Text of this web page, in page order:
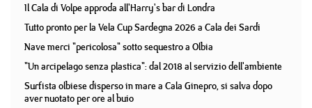
Il Cala di Volpe approda all'Harry's bar di Londra
Tutto pronto per la Vela Cup Sardegna 2026 a Cala dei Sardi
Nave merci "pericolosa" sotto sequestro a Olbia
"Un arcipelago senza plastica": dal 2018 al servizio dell'ambiente
Surfista olbiese disperso in mare a Cala Ginepro, si salva dopo
aver nuotato per ore al buio